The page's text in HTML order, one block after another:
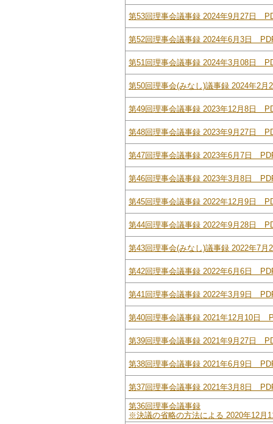
第53回理事会議事録 2024年9月27日
第52回理事会議事録 2024年6月3日
第51回理事会議事録 2024年3月08日
第50回理事会(みなし)議事録 2024年2
第49回理事会議事録 2023年12月8日
第48回理事会議事録 2023年9月27日
第47回理事会議事録 2023年6月7日
第46回理事会議事録 2023年3月8日
第45回理事会議事録 2022年12月9日
第44回理事会議事録 2022年9月28日
第43回理事会(みなし)議事録 2022年7
第42回理事会議事録 2022年6月6日
第41回理事会議事録 2022年3月9日
第40回理事会議事録 2021年12月10日
第39回理事会議事録 2021年9月27日
第38回理事会議事録 2021年6月9日
第37回理事会議事録 2021年3月8日
第36回理事会議事録
※決議の省略の方法による 2020年12